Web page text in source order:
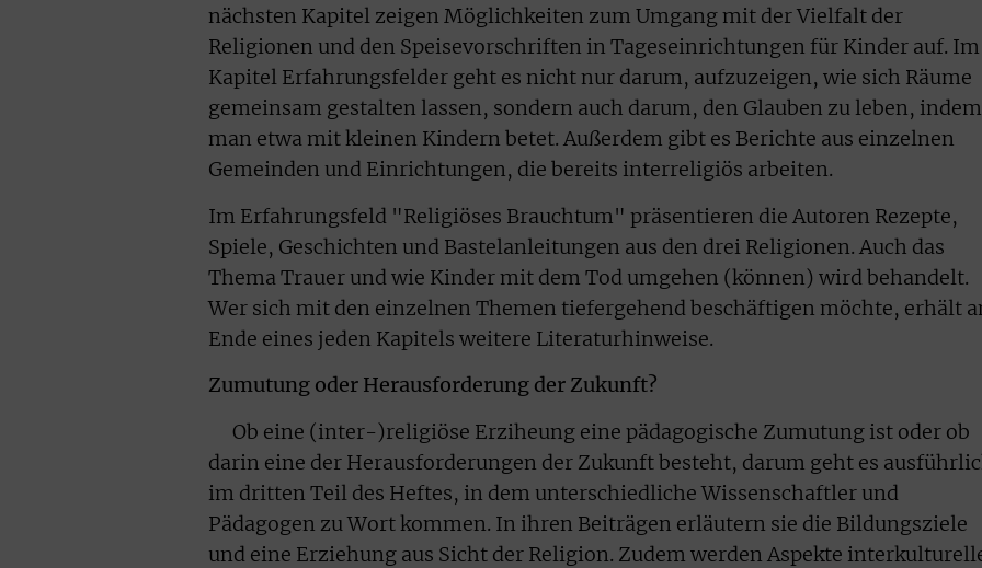
nächsten Kapitel zeigen Möglichkeiten zum Umgang mit der Vielfalt der
Religionen und den Speisevorschriften in Tageseinrichtungen für Kinder auf. Im
Kapitel Erfahrungsfelder geht es nicht nur darum, aufzuzeigen, wie sich Räume
gemeinsam gestalten lassen, sondern auch darum, den Glauben zu leben, indem
man etwa mit kleinen Kindern betet. Außerdem gibt es Berichte aus einzelnen
Gemeinden und Einrichtungen, die bereits interreligiös arbeiten.
Im Erfahrungsfeld "Religiöses Brauchtum" präsentieren die Autoren Rezepte,
Spiele, Geschichten und Bastelanleitungen aus den drei Religionen. Auch das
Thema Trauer und wie Kinder mit dem Tod umgehen (können) wird behandelt.
Wer sich mit den einzelnen Themen tiefergehend beschäftigen möchte, erhält
Ende eines jeden Kapitels weitere Literaturhinweise.
Zumutung oder Herausforderung der Zukunft?
Ob eine (inter-)religiöse Erziheung eine pädagogische Zumutung ist oder ob
darin eine der Herausforderungen der Zukunft besteht, darum geht es
im dritten Teil des Heftes, in dem unterschiedliche Wissenschaftler und
Pädagogen zu Wort kommen. In ihren Beiträgen erläutern sie die Bildungsziele
und eine Erziehung aus Sicht der Religion. Zudem werden Aspekte